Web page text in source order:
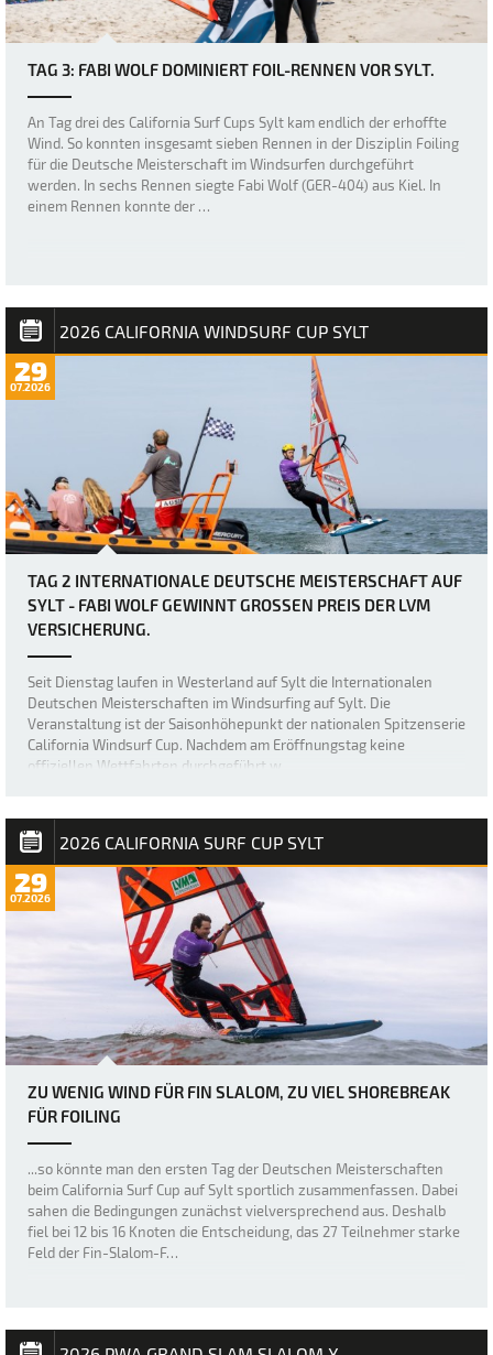
TAG 3: FABI WOLF DOMINIERT FOIL-RENNEN VOR SYLT.
An Tag drei des California Surf Cups Sylt kam endlich der erhoffte
Wind. So konnten insgesamt sieben Rennen in der Disziplin Foiling
für die Deutsche Meisterschaft im Windsurfen durchgeführt
werden. In sechs Rennen siegte Fabi Wolf (GER-404) aus Kiel. In
einem Rennen konnte der …
2026 CALIFORNIA WINDSURF CUP SYLT
29
07.2026
TAG 2 INTERNATIONALE DEUTSCHE MEISTERSCHAFT AUF
SYLT - FABI WOLF GEWINNT GROSSEN PREIS DER LVM V
ERSICHERUNG.
Seit Dienstag laufen in Westerland auf Sylt die Internationalen
Deutschen Meisterschaften im Windsurfing auf Sylt. Die
Veranstaltung ist der Saisonhöhepunkt der nationalen Spitzenserie
California Windsurf Cup. Nachdem am Eröffnungstag keine
offiziellen Wettfahrten durchgeführt w…
2026 CALIFORNIA SURF CUP SYLT
29
07.2026
ZU WENIG WIND FÜR FIN SLALOM, ZU VIEL SHOREBREAK
FÜR FOILING
...so könnte man den ersten Tag der Deutschen Meisterschaften
beim California Surf Cup auf Sylt sportlich zusammenfassen. Dabei
sahen die Bedingungen zunächst vielversprechend aus. Deshalb
fiel bei 12 bis 16 Knoten die Entscheidung, das 27 Teilnehmer starke
Feld der Fin-Slalom-F…